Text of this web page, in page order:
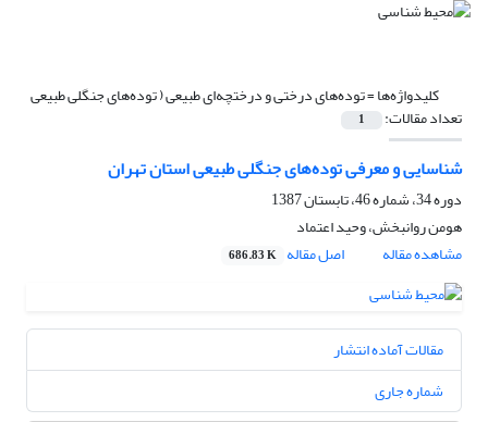
کلیدواژه‌ها =توده‌های درختی و درختچه‌ای طبیعی ( توده‌های جنگلی طبیعی
تعداد مقالات: 1
شناسایی و معرفی توده‌های جنگلی طبیعی استان تهران
دوره 34، شماره 46، تابستان 1387
هومن روانبخش، وحید اعتماد
مشاهده مقاله
اصل مقاله 686.83 K
مقالات آماده انتشار
شماره جاری